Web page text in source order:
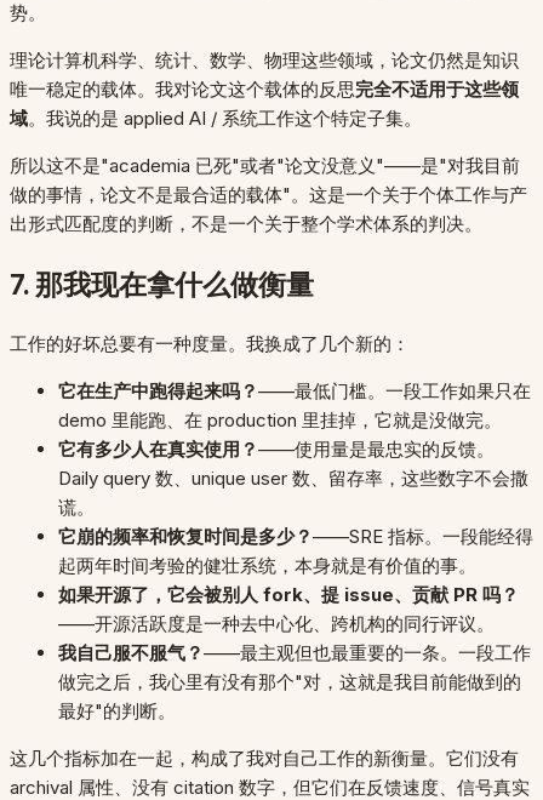
势。
理论计算机科学、统计、数学、物理这些领域，论文仍然是知识
唯一稳定的载体。我对论文这个载体的反思完全不适用于这些领
域。我说的是 applied AI / 系统工作这个特定子集。
所以这不是"academia 已死"或者"论文没意义"——是"对我目前
做的事情，论文不是最合适的载体"。这是一个关于个体工作与产
出形式匹配度的判断，不是一个关于整个学术体系的判决。
7. 那我现在拿什么做衡量
工作的好坏总要有一种度量。我换成了几个新的：
它在生产中跑得起来吗？——最低门槛。一段工作如果只在
demo 里能跑、在 production 里挂掉，它就是没做完。
它有多少人在真实使用？——使用量是最忠实的反馈。
Daily query 数、unique user 数、留存率，这些数字不会撒
谎。
它崩的频率和恢复时间是多少？——SRE 指标。一段能经得
起两年时间考验的健壮系统，本身就是有价值的事。
如果开源了，它会被别人 fork、提 issue、贡献 PR 吗？
——开源活跃度是一种去中心化、跨机构的同行评议。
我自己服不服气？——最主观但也最重要的一条。一段工作
做完之后，我心里有没有那个"对，这就是我目前能做到的
最好"的判断。
这几个指标加在一起，构成了我对自己工作的新衡量。它们没有
archival 属性、没有 citation 数字，但它们在反馈速度、信号真实